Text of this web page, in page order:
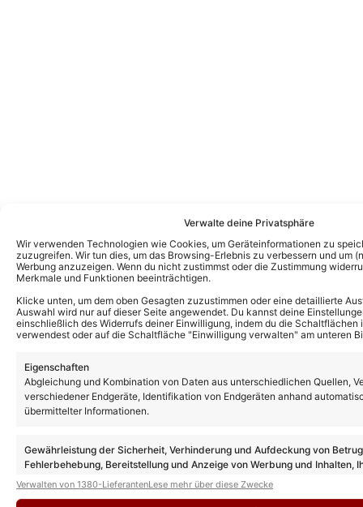
Verwalte deine Privatsphäre
Wir verwenden Technologien wie Cookies, um Geräteinformationen zu
zuzugreifen. Wir tun dies, um das Browsing-Erlebnis zu verbessern und um
Werbung anzuzeigen. Wenn du nicht zustimmst oder die Zustimmung
Merkmale und Funktionen beeinträchtigen.
Klicke unten, um dem oben Gesagten zuzustimmen oder eine detaillierte
Auswahl wird nur auf dieser Seite angewendet. Du kannst deine
einschließlich des Widerrufs deiner Einwilligung, indem du die
verwendest oder auf die Schaltfläche "Einwilligung verwalten" am unteren
Eigenschaften
Abgleichung und Kombination von Daten aus unterschiedlichen Quellen,
verschiedener Endgeräte, Identifikation von Endgeräten anhand
übermittelter Informationen.
Gewährleistung der Sicherheit, Verhinderung und Aufdeckung von
Fehlerbehebung, Bereitstellung und Anzeige von Werbung und Inhalten,
Entscheidungen zum Datenschutz speichern und übermitteln.
Verwalten von 1380-LieferantenLese mehr über diese Zwecke
Das könnte Euch auch interessieren:
Helene Fischer: Findet ihre Show 2026
wieder statt? So ist der aktuelle Stand der
Dinge!
Helene Fischer: Tickets für Zusatzkonzert
in Schladming jetzt erhältlich! Erster
Termin bereits ausverkauft!
Helene Fischer eröffnet Ski-Opening 2026
in Schladming